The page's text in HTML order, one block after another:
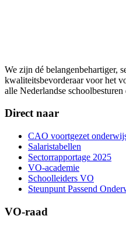
We zijn dé belangenbehartiger,
kwaliteitsbevorderaar voor het
alle Nederlandse
Direct naar
CAO voortgezet
Salaristabellen
Sectorrapportage 2025
VO-academie
Schoolleiders VO
Steunpunt Passend
VO-raad